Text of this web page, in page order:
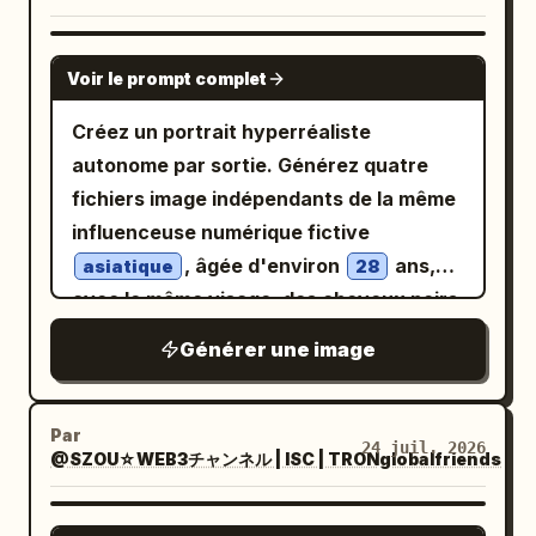
faciaux ultra-nets, pores de la peau
propre, Hasselblad X2D, objectif portrait
8K, chef-d'œuvre, qualité couverture de
vieilli et de papier déchiré. Donnez-lui
l'aspect d'une couverture éditoriale
sensationnelle pour une chronique
Substack. Disposition : Le tiers gauche
contient le titre principal en espagnol
dans une typographie majuscule blanche
vieillie très grande : « NOS MINTIERON. »
Au-dessus, un petit texte magenta
espacé indique « UNA COLUMNA DE
SUBSTACK » avec un petit emblème en
forme de soleil doré contenant un « T ».
Sous le titre, ajoutez un texte espagnol
LOS EXPERTOS » puis une emphase
magenta « OCULTARON LA VERDAD »
puis « SOBRE UNA OBRA MAESTRA DEL
GPT IMAGE 2
Voir le prompt complet
Créez un portrait hyperréaliste
autonome par sortie. Générez quatre
fichiers image indépendants de la même
influenceuse numérique fictive
asiatique , âgée d'environ 28
ans,
avec le même visage, des cheveux noirs
un style streetwear futuriste noir
l'ensemble de la série. Elle diffuse depuis
une chambre de créateur sophistiquée
et légèrement geek. Portrait en plan
poitrine, contact visuel direct,
Générer une image
Par
@SZOU☆WEB3チャンネル | ISC | TRONglobalfriends
24 juil. 2026
GPT IMAGE 2